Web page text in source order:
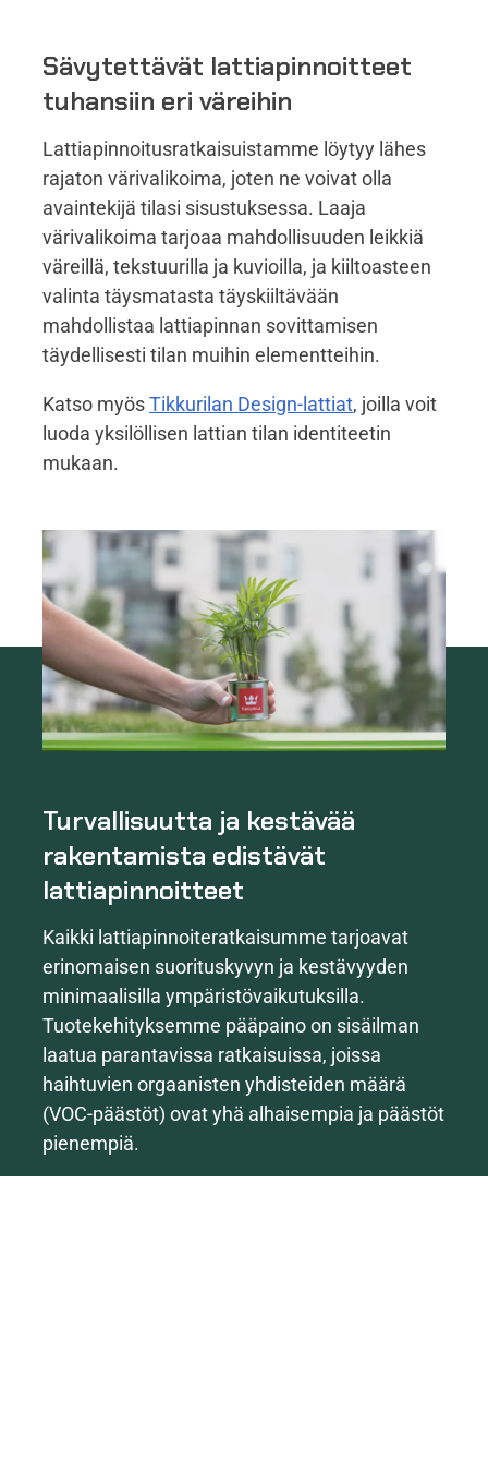
Sävytettävät lattiapinnoitteet
tuhansiin eri väreihin
Lattiapinnoitusratkaisuistamme löytyy lähes
rajaton värivalikoima, joten ne voivat olla
avaintekijä tilasi sisustuksessa. Laaja
värivalikoima tarjoaa mahdollisuuden leikkiä
väreillä, tekstuurilla ja kuvioilla, ja kiiltoasteen
valinta täysmatasta täyskiiltävään
mahdollistaa lattiapinnan sovittamisen
täydellisesti tilan muihin elementteihin.
Katso myösTikkurilan Design-lattiat, joilla voit
luoda yksilöllisen lattian tilan identiteetin
mukaan.
Turvallisuutta ja kestävää
rakentamista edistävät
lattiapinnoitteet
Kaikki lattiapinnoiteratkaisumme tarjoavat
erinomaisen suorituskyvyn ja kestävyyden
minimaalisilla ympäristövaikutuksilla.
Tuotekehityksemme pääpaino on sisäilman
laatua parantavissa ratkaisuissa, joissa
haihtuvien orgaanisten yhdisteiden määrä
(VOC-päästöt) ovat yhä alhaisempia ja päästöt
pienempiä.